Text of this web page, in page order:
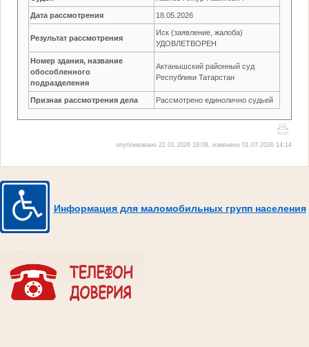
Дата рассмотрения 18.05.2026
Результат рассмотрения
Иск (заявление, жалоба)
УДОВЛЕТВОРЕН
Номер здания, название
обособленного
подразделения
Актанышский районный суд
Республики Татарстан
Признак рассмотрения дела Рассмотрено единолично судьей
опубликовано 22.01.2026 18:08, изменено 01.07.2026 14:14
Информация для маломобильных групп населения